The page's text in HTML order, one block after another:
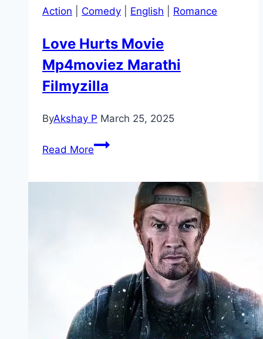
Action Comedy English Romance
Love Hurts Movie
Mp4moviez Marathi
Filmyzilla
ByAkshay P March 25, 2025
Read MoreLove
Filmyzilla